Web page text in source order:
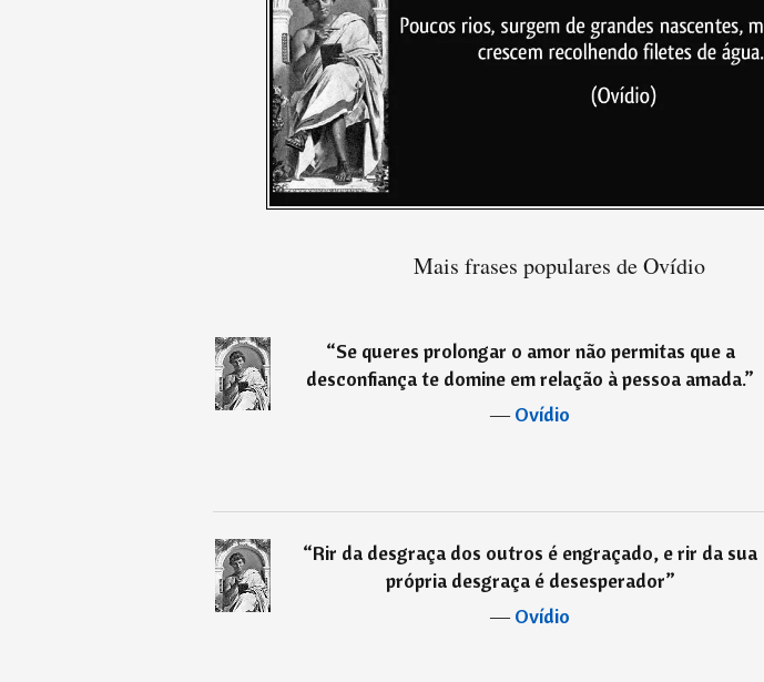
Mais frases populares de Ovídio
“Se queres prolongar o amor não permitas que a
desconfiança te domine em relação à pessoa amada.”
―Ovídio
“Rir da desgraça dos outros é engraçado, e rir da sua
própria desgraça é desesperador”
―Ovídio